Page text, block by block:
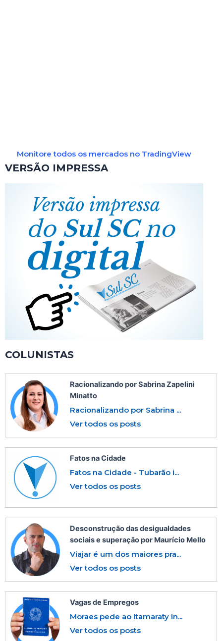
Monitore todos os mercados no TradingView
VERSÃO IMPRESSA
COLUNISTAS
Racionalizando por Sabrina Zapelini
Minatto
Racionalizando por Sabrina ...
Ver todos os posts
Fatos na Cidade
Fatos na Cidade - Tubarão i...
Ver todos os posts
Desconstrução das desigualdades
sociais e superação por Maurício Mello
Viajar é um dos maiores pra...
Ver todos os posts
Vagas de Empregos
Moraes pede ao Itamaraty in...
Ver todos os posts